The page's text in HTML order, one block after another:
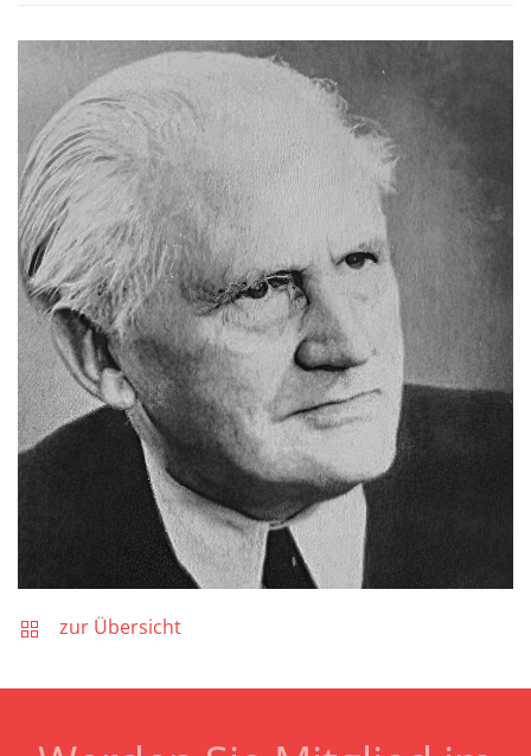
zur Übersicht